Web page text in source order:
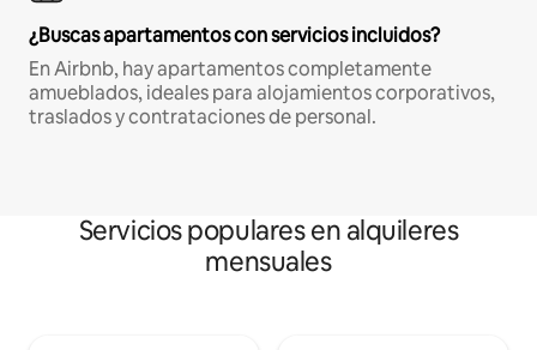
¿Buscas apartamentos con servicios incluidos?
En Airbnb, hay apartamentos completamente
amueblados, ideales para alojamientos corporativos,
traslados y contrataciones de personal.
Servicios populares en alquileres
mensuales